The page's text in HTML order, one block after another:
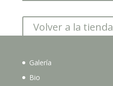
Volver a la tienda
Galería
Bio